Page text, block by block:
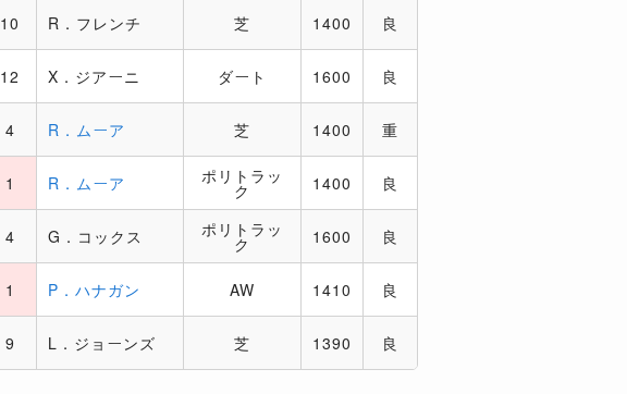
10 R．フレンチ 芝 1400 良
12 X．ジアーニ ダート 1600 良
4 R．ムーア 芝 1400 重
1 R．ムーア ポリトラッ
ク 1400 良
4 G．コックス ポリトラッ
ク 1600 良
1 P．ハナガン AW 1410 良
9 L．ジョーンズ 芝 1390 良